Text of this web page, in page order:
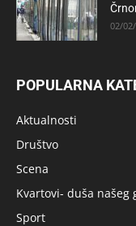
02/
POPULARNA
Aktualnosti
Društvo
Scena
Kvartovi- duša našeg
Sport